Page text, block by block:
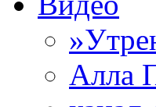
Алла